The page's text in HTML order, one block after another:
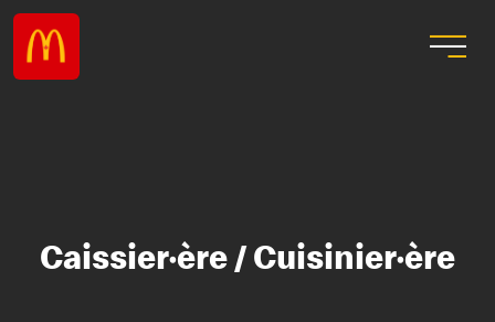
Caissier·ère / Cuisinier·ère